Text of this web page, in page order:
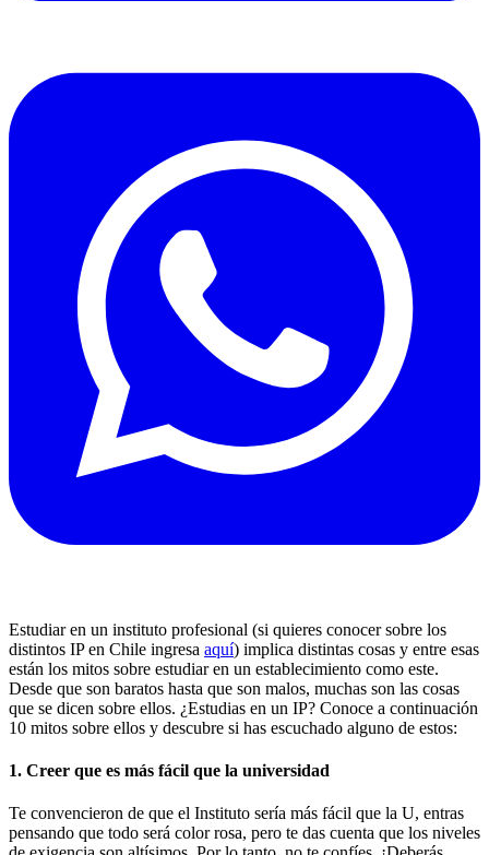
Estudiar en un instituto profesional (si quieres conocer sobre los
distintos IP en Chile ingresa aquí) implica distintas cosas y entre esas
están los mitos sobre estudiar en un establecimiento como este.
Desde que son baratos hasta que son malos, muchas son las cosas
que se dicen sobre ellos. ¿Estudias en un IP? Conoce a continuación
10 mitos sobre ellos y descubre si has escuchado alguno de estos:
1. Creer que es más fácil que la universidad
Te convencieron de que el Instituto sería más fácil que la U, entras
pensando que todo será color rosa, pero te das cuenta que los niveles